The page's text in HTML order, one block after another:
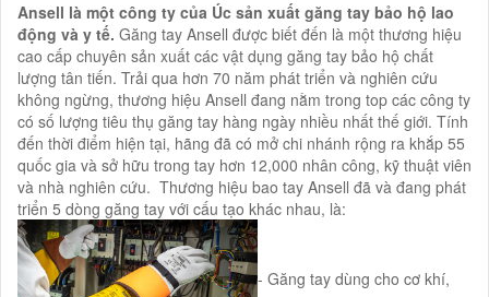
Ansell là một công ty của Úc sản xuất găng tay bảo hộ lao
động và y tế. Găng tay Ansell được biết đến là một thương hiệu
cao cấp chuyên sản xuất các vật dụng găng tay bảo hộ chất
lượng tân tiến. Trải qua hơn 70 năm phát triển và nghiên cứu
không ngừng, thương hiệu Ansell đang nằm trong top các công ty
có số lượng tiêu thụ găng tay hàng ngày nhiều nhất thế giới. Tính
đến thời điểm hiện tại, hãng đã có mở chi nhánh rộng ra khắp 55
quốc gia và sở hữu trong tay hơn 12,000 nhân công, kỹ thuật viên
và nhà nghiên cứu. Thương hiệu bao tay Ansell đã và đang phát
triển 5 dòng găng tay với cấu tạo khác nhau, là:
- Găng tay dùng cho cơ khí,